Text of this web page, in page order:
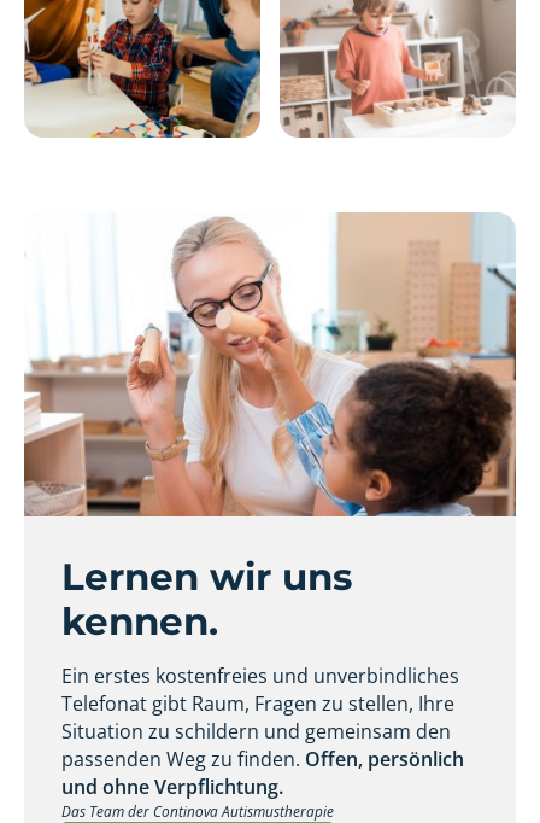
Lernen wir uns
kennen.
Ein erstes kostenfreies und unverbindliches
Telefonat gibt Raum, Fragen zu stellen, Ihre
Situation zu schildern und gemeinsam den
passenden Weg zu finden. Offen, persönlich
und ohne Verpflichtung.
Das Team der Continova Autismustherapie